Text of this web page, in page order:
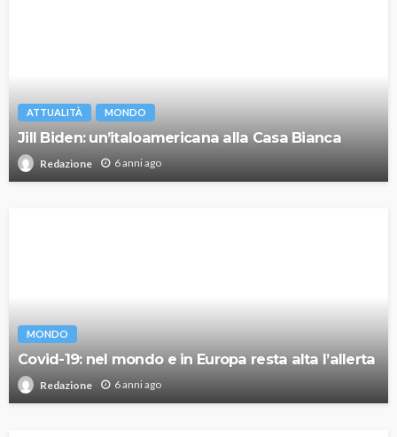
ATTUALITÀ MONDO
Jill Biden: un’italoamericana alla Casa Bianca
Redazione 6 anni ago
MONDO
Covid-19: nel mondo e in Europa resta alta l’allerta
Redazione 6 anni ago